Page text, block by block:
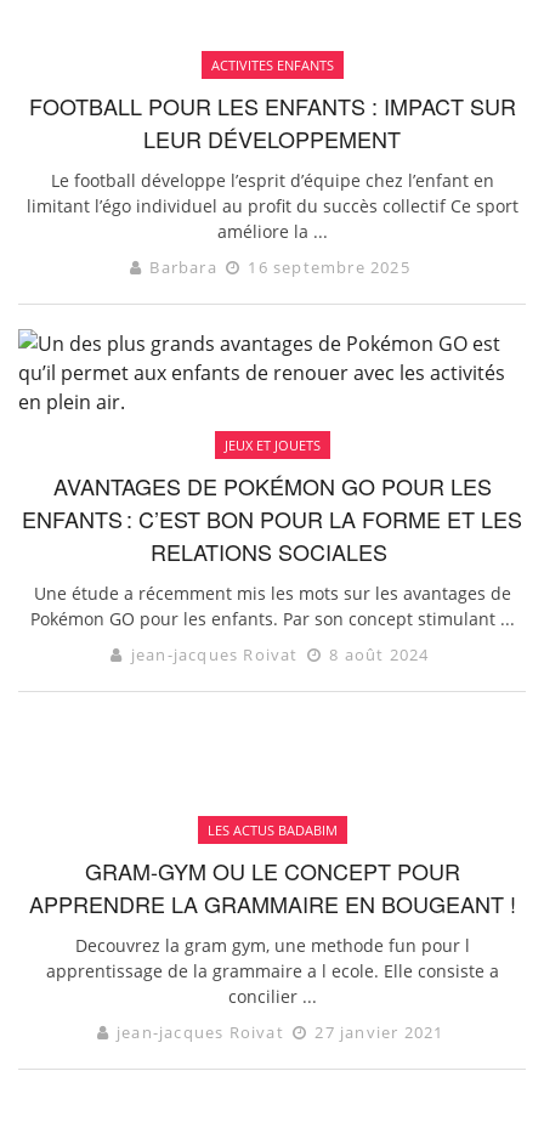
ACTIVITES ENFANTS
FOOTBALL POUR LES ENFANTS : IMPACT SUR
LEUR DÉVELOPPEMENT
Le football développe l’esprit d’équipe chez l’enfant en
limitant l’égo individuel au profit du succès collectif Ce sport
améliore la ...
Barbara 16 septembre 2025
JEUX ET JOUETS
AVANTAGES DE POKÉMON GO POUR LES
ENFANTS : C’EST BON POUR LA FORME ET LES
RELATIONS SOCIALES
Une étude a récemment mis les mots sur les avantages de
Pokémon GO pour les enfants. Par son concept stimulant ...
jean-jacques Roivat 8 août 2024
LES ACTUS BADABIM
GRAM-GYM OU LE CONCEPT POUR
APPRENDRE LA GRAMMAIRE EN BOUGEANT !
Decouvrez la gram gym, une methode fun pour l
apprentissage de la grammaire a l ecole. Elle consiste a
concilier ...
jean-jacques Roivat 27 janvier 2021